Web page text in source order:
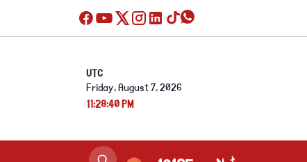
UTC
Friday, August 7, 2026
11:28:41 PM